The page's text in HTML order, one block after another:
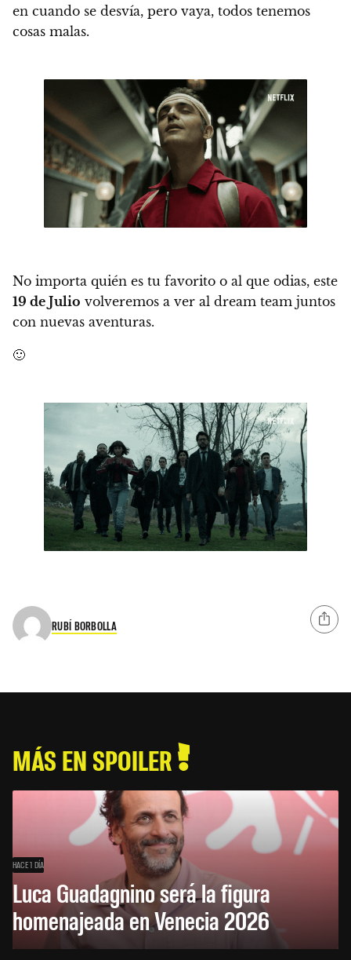
en cuando se desvía, pero vaya, todos tenemos
cosas malas.
No importa quién es tu favorito o al que odias, este
19 de Julio volveremos a ver al dream team juntos
con nuevas aventuras.
🙂
RUBÍ BORBOLLA
MÁS EN SPOILER
HACE 1 DÍA
Luca Guadagnino será la figura
homenajeada en Venecia 2026